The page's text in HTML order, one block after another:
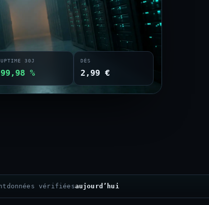
UPTIME 30J
99,98 %
DÈS
2,99 €
données vérifiéesaujourd’hui